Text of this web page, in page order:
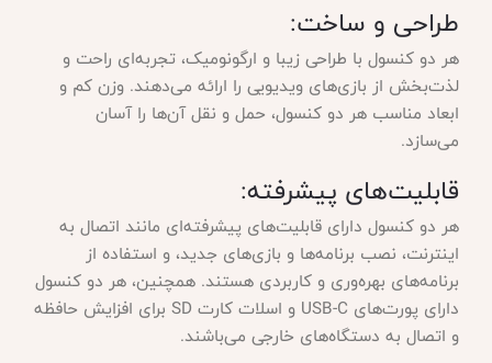
طراحی و ساخت:
هر دو کنسول با طراحی زیبا و ارگونومیک، تجربه‌ای راحت و
لذت‌بخش از بازی‌های ویدیویی را ارائه می‌دهند. وزن کم و
ابعاد مناسب هر دو کنسول، حمل و نقل آن‌ها را آسان
می‌سازد.
قابلیت‌های پیشرفته:
هر دو کنسول دارای قابلیت‌های پیشرفته‌ای مانند اتصال به
اینترنت، نصب برنامه‌ها و بازی‌های جدید، و استفاده از
برنامه‌های بهره‌وری و کاربردی هستند. همچنین، هر دو کنسول
دارای پورت‌های USB-C و اسلات کارت SD برای افزایش حافظه
و اتصال به دستگاه‌های خارجی می‌باشند.